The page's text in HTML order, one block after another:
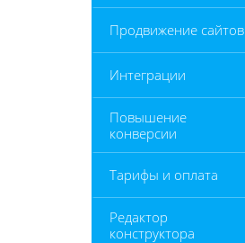
Продвижение сайтов
Интеграции
Повышение
конверсии
Тарифы и оплата
Редактор
конструктора